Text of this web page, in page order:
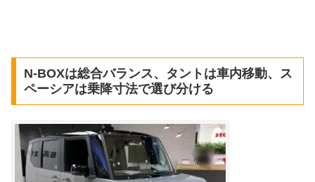
N-BOXは総合バランス、タントは車内移動、ス
ペーシアは乗降寸法で選び分ける